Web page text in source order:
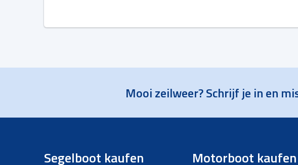
Mooi zeilweer? Schrijf je in en
Segelboot kaufen Motorboot kaufen